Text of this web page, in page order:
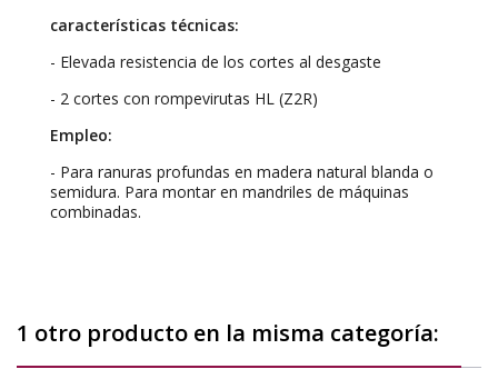
características técnicas:
- Elevada resistencia de los cortes al desgaste
- 2 cortes con rompevirutas HL (Z2R)
Empleo:
- Para ranuras profundas en madera natural blanda o
semidura. Para montar en mandriles de máquinas
combinadas.
1 otro producto en la misma categoría: